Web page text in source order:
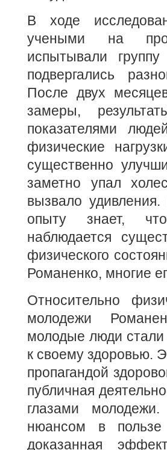
В ходе
учеными на
испытывали
подвергались
После двух
замеры,
показателями
физические
существенно
заметно упал
вызвало
опыту знает,
наблюдается
физического
Романенко, многие
Относительно
молодежи
молодые люди стали
к своему здоровью.
пропагандой
публичная
глазами
нюансом в пользе
доказанная